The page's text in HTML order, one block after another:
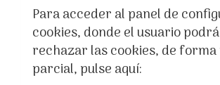
Para acceder al panel de
cookies, donde el usuario
rechazar las cookies, de
parcial, pulse aquí: